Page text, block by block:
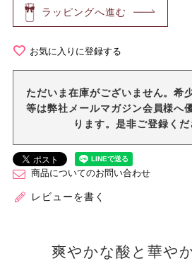
ラッピングへ進む
お気に入りに登録する
ただいま在庫がございません。希
等は弊社メールマガジン会員様へ
ります。是非ご登録くだ
商品についてのお問い合わせ
レビューを書く
爽やかな酸と華や